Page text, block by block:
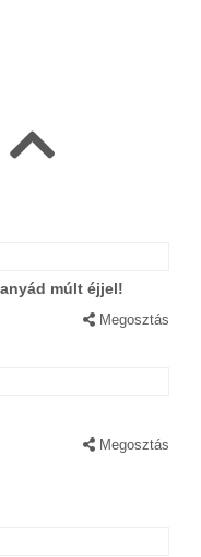
múlt éjjel!
Megosztás
Megosztás